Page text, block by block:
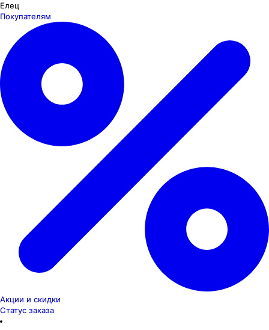
Елец
Покупателям
Акции и скидки
Статус заказа